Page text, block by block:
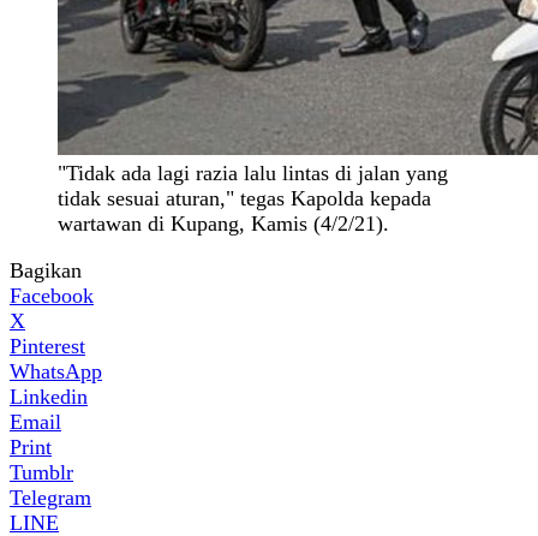
"Tidak ada lagi razia lalu lintas di jalan yang
tidak sesuai aturan," tegas Kapolda kepada
wartawan di Kupang, Kamis (4/2/21).
Bagikan
Facebook
X
Pinterest
WhatsApp
Linkedin
Email
Print
Tumblr
Telegram
LINE